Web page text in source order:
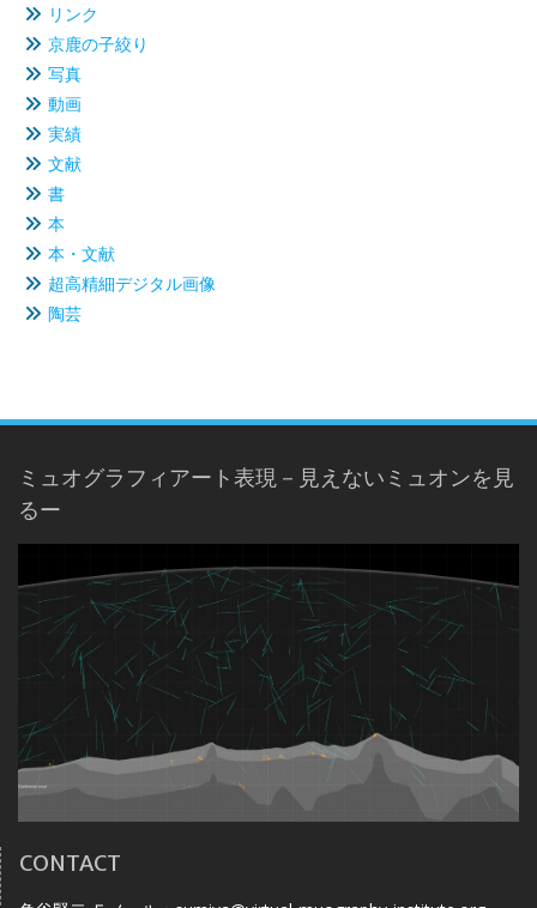
リンク
京鹿の子絞り
写真
動画
実績
文献
書
本
本・文献
超高精細デジタル画像
陶芸
ミュオグラフィアート表現－見えないミュオンを見
るー
CONTACT